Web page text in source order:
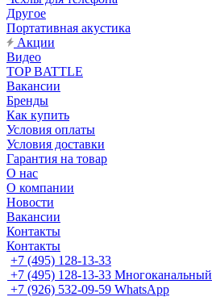
Другое
Портативная акустика
Акции
Видео
TOP BATTLE
Вакансии
Бренды
Как купить
Условия оплаты
Условия доставки
Гарантия на товар
О нас
О компании
Новости
Вакансии
Контакты
Контакты
+7 (495) 128-13-33
+7 (495) 128-13-33 Многоканальный
+7 (926) 532-09-59 WhatsApp